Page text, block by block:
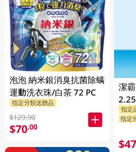
泡泡 納米銀消臭抗菌除螨
運動洗衣珠/白茶 72 PC
指定分類送贈品
$129.90
$70.00
潔
貨)
指定
指定